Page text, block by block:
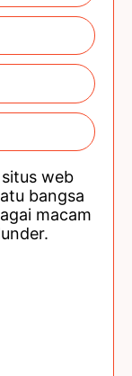
web
bangsa
macam